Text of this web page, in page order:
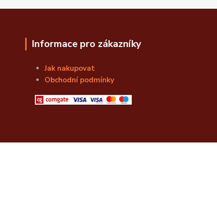
Informace pro zákazníky
Jak nakupovat
Obchodní podmínky